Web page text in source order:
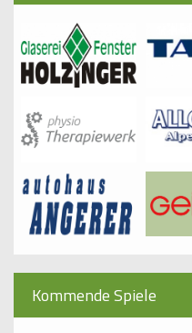
Kommende Spiele